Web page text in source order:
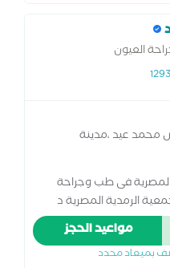
تجميل الجفون والقناة
الرمدية المصرية
العيون
1293
عيد ،مدينة
فى طب وجراحة
الجمعية الرمدية المصرية د
د طارق حمد يقدم
د طارق حمد يتميز بقرار
بالاضافة الى
مواعيد الحجز
بميعاد محدد